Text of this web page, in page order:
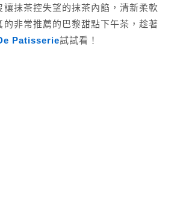
讓抹茶控失望的抹茶內餡，清新柔軟
的非常推薦的巴黎甜點下午茶，趁著
Patisserie試試看！